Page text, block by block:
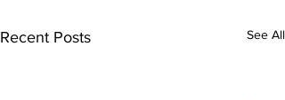
Recent Posts See All